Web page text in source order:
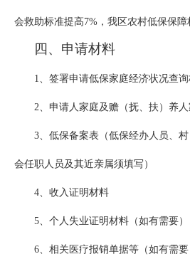
会救助标准提高7%，我区农村低保保障
四、申请材料
1、签署申请低保家庭经济状况查
2、申请人家庭及赡（抚、扶）养
3、低保备案表（低保经办人员、
会任职人员及其近亲属须填写）
4、收入证明材料
5、个人失业证明材料（如有需要）
6、相关医疗报销单据等（如有需